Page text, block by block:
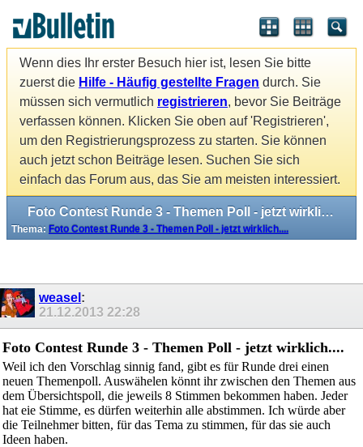
Wenn dies Ihr erster Besuch hier ist, lesen Sie bitte
zuerst die Hilfe - Häufig gestellte Fragen durch. Sie
müssen sich vermutlich registrieren, bevor Sie Beiträge
verfassen können. Klicken Sie oben auf 'Registrieren',
um den Registrierungsprozess zu starten. Sie können
auch jetzt schon Beiträge lesen. Suchen Sie sich
einfach das Forum aus, das Sie am meisten interessiert.
Foto Contest Runde 3 - Themen Poll - jetzt wirklich....
Thema: Foto Contest Runde 3 - Themen Poll - jetzt wirklich....
weasel :
21.12.2013 22:28
Foto Contest Runde 3 - Themen Poll - jetzt wirklich....
Weil ich den Vorschlag sinnig fand, gibt es für Runde drei einen
neuen Themenpoll. Auswähelen könnt ihr zwischen den Themen aus
dem Übersichtspoll, die jeweils 8 Stimmen bekommen haben. Jeder
hat eie Stimme, es dürfen weiterhin alle abstimmen. Ich würde aber
die Teilnehmer bitten, für das Tema zu stimmen, für das sie auch
Ideen haben.